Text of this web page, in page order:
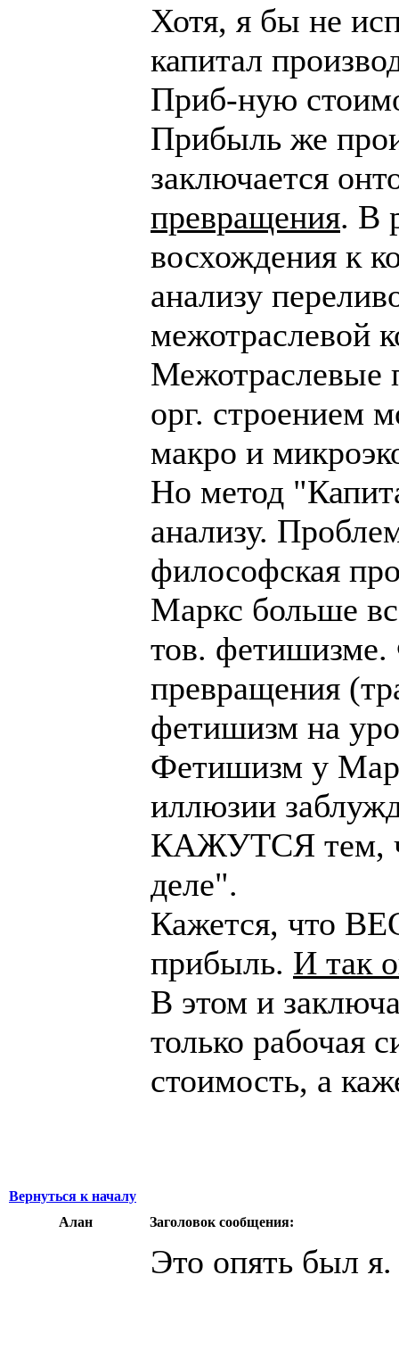
Хотя, я бы не
капитал
Приб-ную
Прибыль же
заключается
превращения. В
восхождения к
анализу
межотраслевой
Межотраслевые
орг. строением
макро и
Но метод
анализу.
философская
Маркс больше
тов. фетишизме.
превращения
фетишизм на
Фетишизм у
иллюзии
КАЖУТСЯ тем,
деле".
Кажется, что
прибыль. И так
В этом и
только рабочая
стоимость, а
Вернуться к началу
Алан
Заголовок сообщения:
Это опять был я.